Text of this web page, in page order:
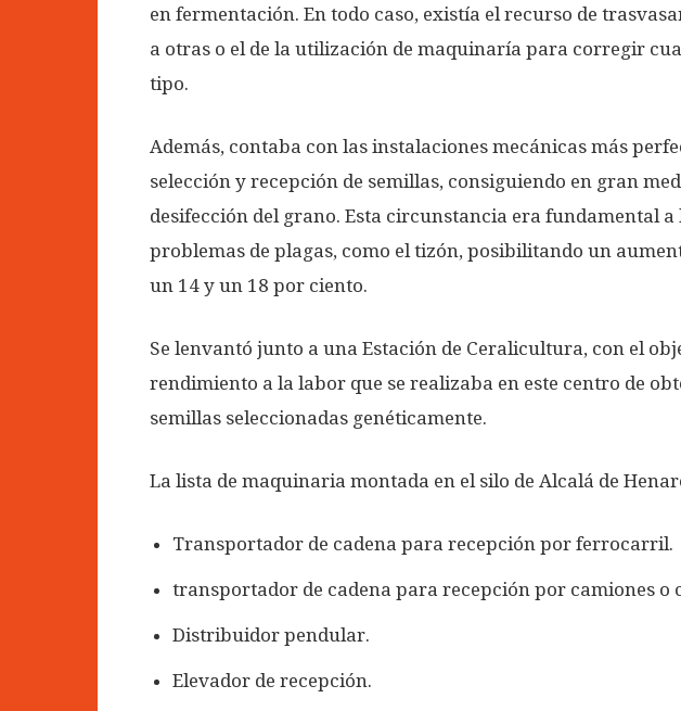
en fermentación. En todo caso, existía el recurso de
a otras o el de la utilización de maquinaría para corregir
tipo.
Además, contaba con las instalaciones mecánicas más
selección y recepción de semillas, consiguiendo en gran
desifección del grano. Esta circunstancia era fundamental
problemas de plagas, como el tizón, posibilitando un
un 14 y un 18 por ciento.
Se lenvantó junto a una Estación de Ceralicultura, con el
rendimiento a la labor que se realizaba en este centro de
semillas seleccionadas genéticamente.
La lista de maquinaria montada en el silo de Alcalá de
Transportador de cadena para recepción por ferrocarril.
transportador de cadena para recepción por camiones o
Distribuidor pendular.
Elevador de recepción.